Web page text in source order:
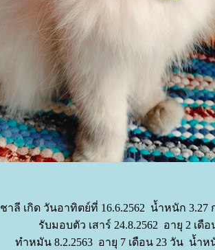
ชาลี เกิด วันอาทิตย์ที่ 16.6.2562 น้ำหนัก 3.27
รับมอบตัว เสาร์ 24.8.2562 อายุ 2 เดือ
ทำหมัน 8.2.2563 อายุ 7 เดือน 23 วัน น้ำห